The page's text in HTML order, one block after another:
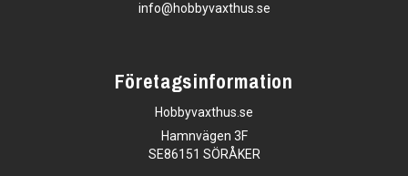
info@hobbyvaxthus.se
Företagsinformation
Hobbyvaxthus.se
Hamnvägen 3F
SE86151 SÖRÅKER